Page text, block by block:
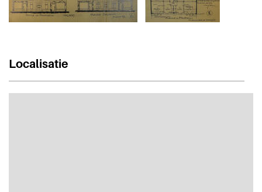
Localisatie